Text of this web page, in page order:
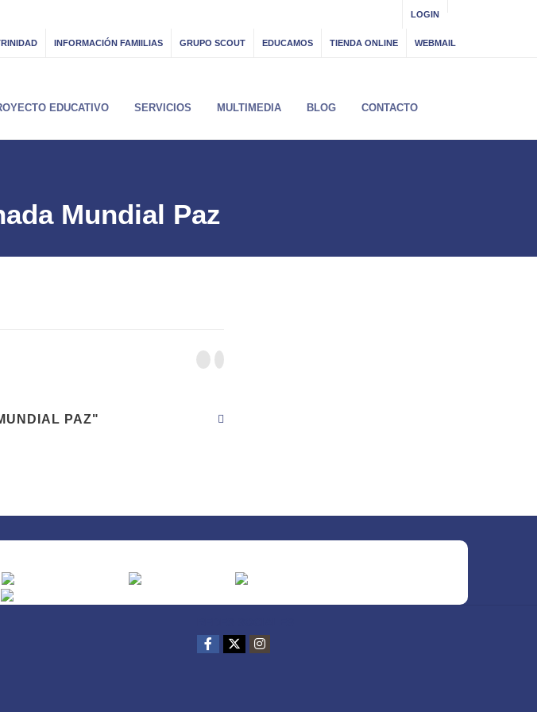
LOGIN
INFORMACIÓN FAMIILIAS GRUPO SCOUT EDUCAMOS TIENDA ONLINE WEBMAIL
EDUCATIVO SERVICIOS MULTIMEDIA BLOG CONTACTO
Mundial Paz
PAZ"